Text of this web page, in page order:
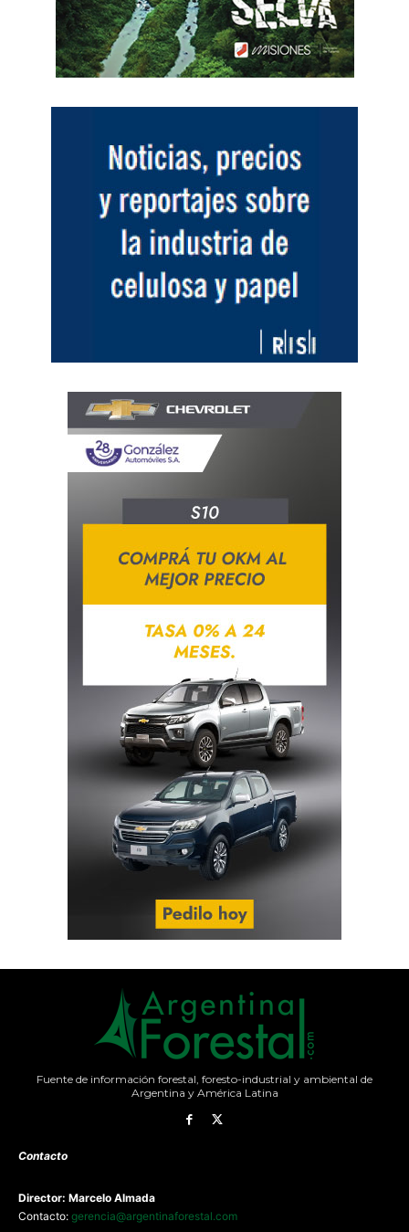
Fuente de información forestal, foresto-industrial y ambiental de
Argentina y América Latina
Contacto
Director: Marcelo Almada
Contacto: gerencia@argentinaforestal.com